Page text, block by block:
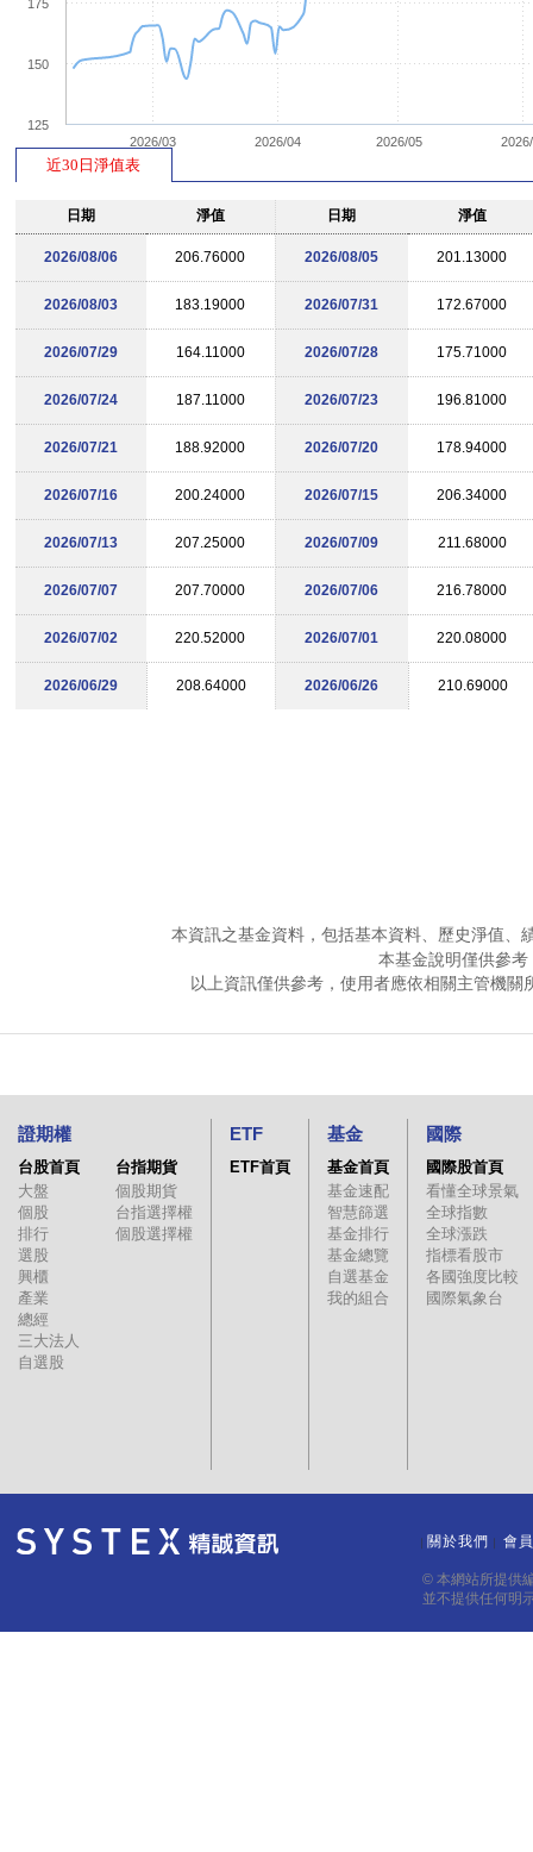
2026/03 2026/04 2026/05
125
150
175
近30日淨值表
日期 淨值 日期 淨值
2026/08/06 206.76000 2026/08/05 201.13000
2026/08/03 183.19000 2026/07/31 172.67000
2026/07/29 164.11000 2026/07/28 175.71000
2026/07/24 187.11000 2026/07/23 196.81000
2026/07/21 188.92000 2026/07/20 178.94000
2026/07/16 200.24000 2026/07/15 206.34000
2026/07/13 207.25000 2026/07/09 211.68000
2026/07/07 207.70000 2026/07/06 216.78000
2026/07/02 220.52000 2026/07/01 220.08000
2026/06/29 208.64000 2026/06/26 210.69000
本資訊之基金資料，包括基本資料、歷史淨值、
本基金說明僅供參
以上資訊僅供參考，使用者應依相關主管機
證期權
台股首頁
大盤
個股
排行
選股
興櫃
產業
總經
三大法人
自選股
台指期貨
個股期貨
台指選擇權
個股選擇權
ETF
ETF首頁
基金
基金首頁
基金速配
智慧篩選
基金排行
基金總覽
自選基金
我的組合
國際
國際股首頁
看懂全球景氣
全球指數
全球漲跌
指標看股市
各國強度比較
國際氣象台
關於我們 會
© 本網站所提供
並不提供任何明